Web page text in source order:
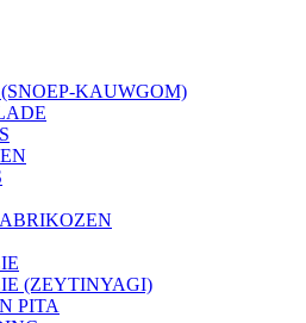
KAUWGOM)
(ZEYTINYAGI)
PITA